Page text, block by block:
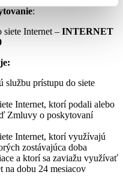
:
siete Internet – INTERNET
službu prístupu do siete
Internet, ktorí podali alebo
Zmluvy o poskytovaní
Internet, ktorí využívajú
zostávajúca doba
a ktorí sa zaviažu využívať
na dobu 24 mesiacov